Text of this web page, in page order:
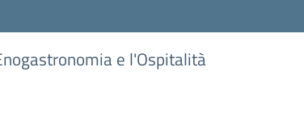
e l'Ospitalità